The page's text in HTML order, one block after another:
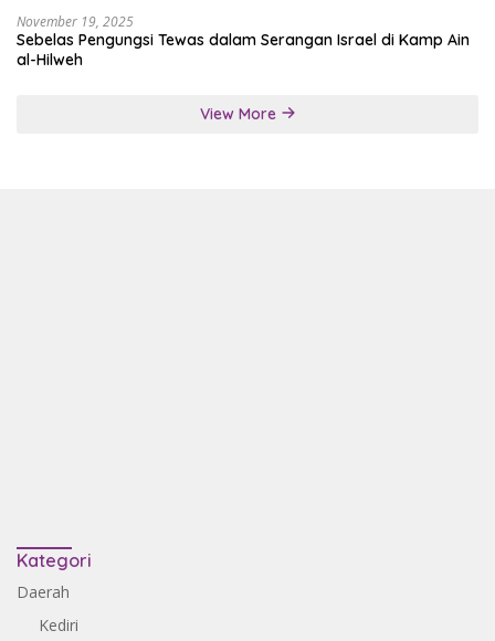
November 19, 2025
Sebelas Pengungsi Tewas dalam Serangan Israel di Kamp Ain
al-Hilweh
View More
Kategori
Daerah
Kediri